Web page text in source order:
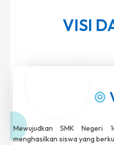
VISI
Mewujudkan SMK Negeri
menghasilkan siswa yang